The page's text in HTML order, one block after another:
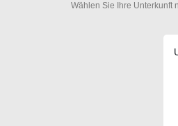
Wählen Sie Ihre Unterkunft